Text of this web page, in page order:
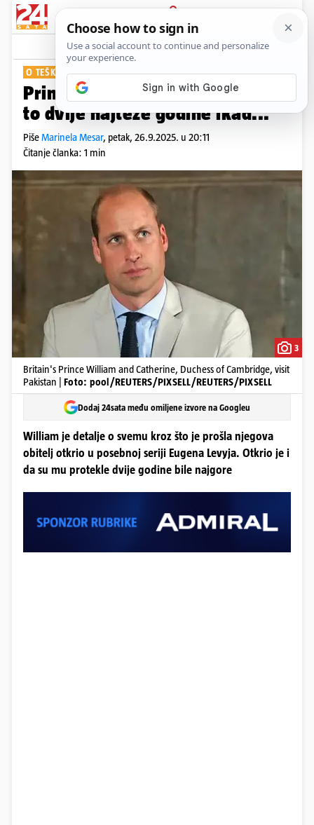
PRIJAVA
Show Komentari
O TEŠKOM PERIODU
Princ William iskreno: 'Bile su
to dvije najteže godine ikad...'
PišeMarinela Mesar, petak, 26.9.2025. u 20:11
Čitanje članka: 1 min
3
Britain's Prince William and Catherine, Duchess of Cambridge, visit
Pakistan | Foto: pool/REUTERS/PIXSELL/REUTERS/PIXSELL
Dodaj 24sata među omiljene izvore na Googleu
William je detalje o svemu kroz što je prošla njegova
obitelj otkrio u posebnoj seriji Eugena Levyja. Otkrio je i
da su mu protekle dvije godine bile najgore